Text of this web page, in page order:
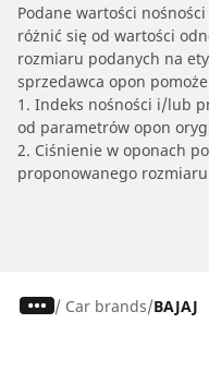
Podane wartości
różnić się od wartości
rozmiaru podanych na
sprzedawca opon
1. Indeks nośności i/lub
od parametrów opon
2. Ciśnienie w oponach
proponowanego
/ Car brands BAJAJ